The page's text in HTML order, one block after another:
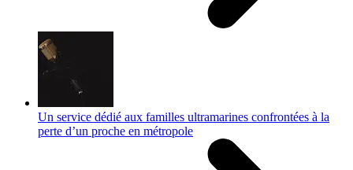
Un service dédié aux familles ultramarines confrontées à la
perte d’un proche en métropole